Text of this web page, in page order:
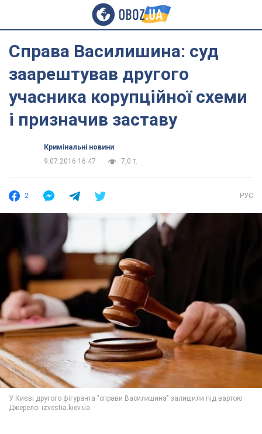
Справа Василишина: суд
заарештував другого
учасника корупційної схеми
і призначив заставу
Кримінальні новини
9.07.2016 16:47
7,0 т.
2 РУС